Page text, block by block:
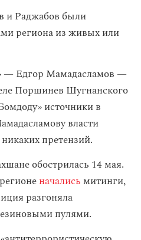
и Раджабов были
региона из живых или
— Едгор Мамадасламов —
Поршинев Шугнанского
источники в
власти
претензий.
обострилась 14 мая.
начались митинги,
разгоняла
пулями.